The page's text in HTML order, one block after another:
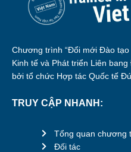
Chương trình “Đổi mới Đào tạo
Kinh tế và Phát triển Liên
bởi tổ chức Hợp tác Quốc tế
TRUY CẬP NHANH:
Tổng quan chương
Đối tác